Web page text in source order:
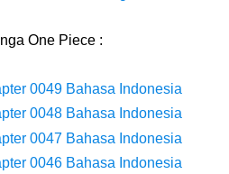
Usopp
Yang Mampu Menipu Sensor
One Piece :
0049 Bahasa Indonesia
0048 Bahasa Indonesia
0047 Bahasa Indonesia
0046 Bahasa Indonesia